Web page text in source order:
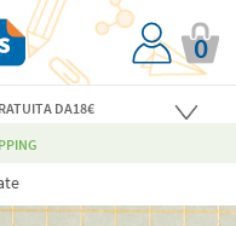
0
DA18€